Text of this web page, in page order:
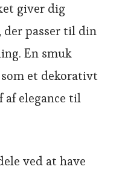
giver dig
passer til din
En smuk
et dekorativt
af elegance til
ved at have